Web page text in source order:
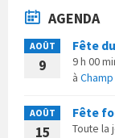
AGENDA
AOÛT
9
Fête
9 h 00
à
AOÛT
15
Fête
Toute la